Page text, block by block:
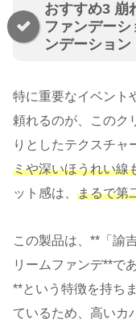
おすすめ3 崩
ファンデー
ンデーション
特に重要なイベント
頼れるのが、このク
りとしたテクスチャ
ミや深いほうれい線
ット感は、 まるで第
この製品は、**「諭
リームファンデ**で
**という特徴を持ちま
ているため、高いカ